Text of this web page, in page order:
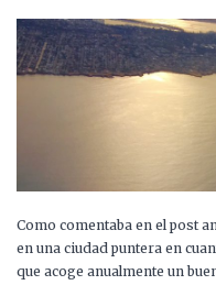
Como comentaba en el post
en una ciudad puntera en
que acoge anualmente un